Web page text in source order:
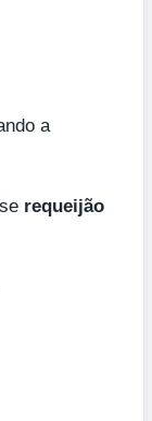
a
requeijão